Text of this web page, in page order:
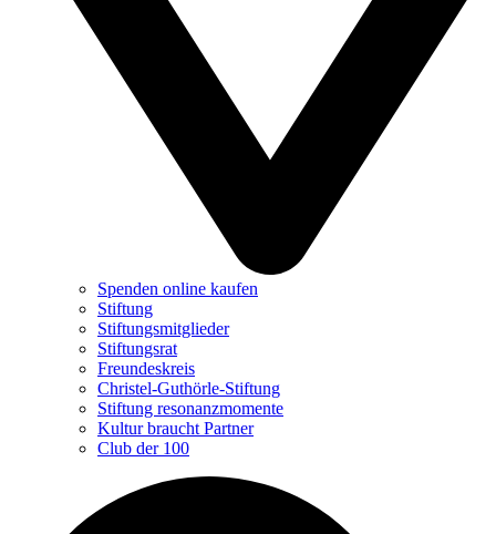
Spenden online kaufen
Stiftung
Stiftungsmitglieder
Stiftungsrat
Freundeskreis
Christel-Guthörle-Stiftung
Stiftung resonanzmomente
Kultur braucht Partner
Club der 100